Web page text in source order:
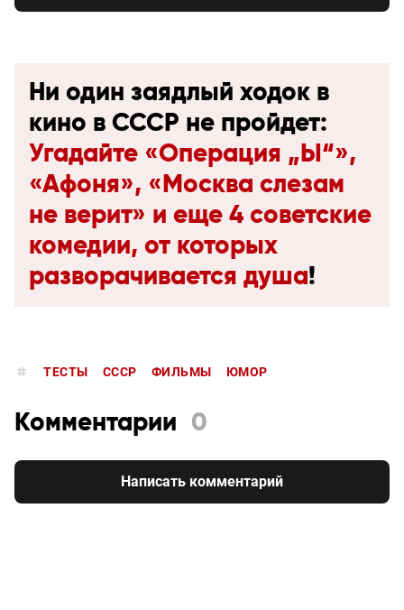
Ни один заядлый ходок в
кино в СССР не пройдет:
Угадайте «Операция „Ы“»,
«Афоня», «Москва слезам
не верит» и еще 4 советские
комедии, от которых
разворачивается душа!
ТЕСТЫ СССР ФИЛЬМЫ ЮМОР
Комментарии 0
Написать комментарий